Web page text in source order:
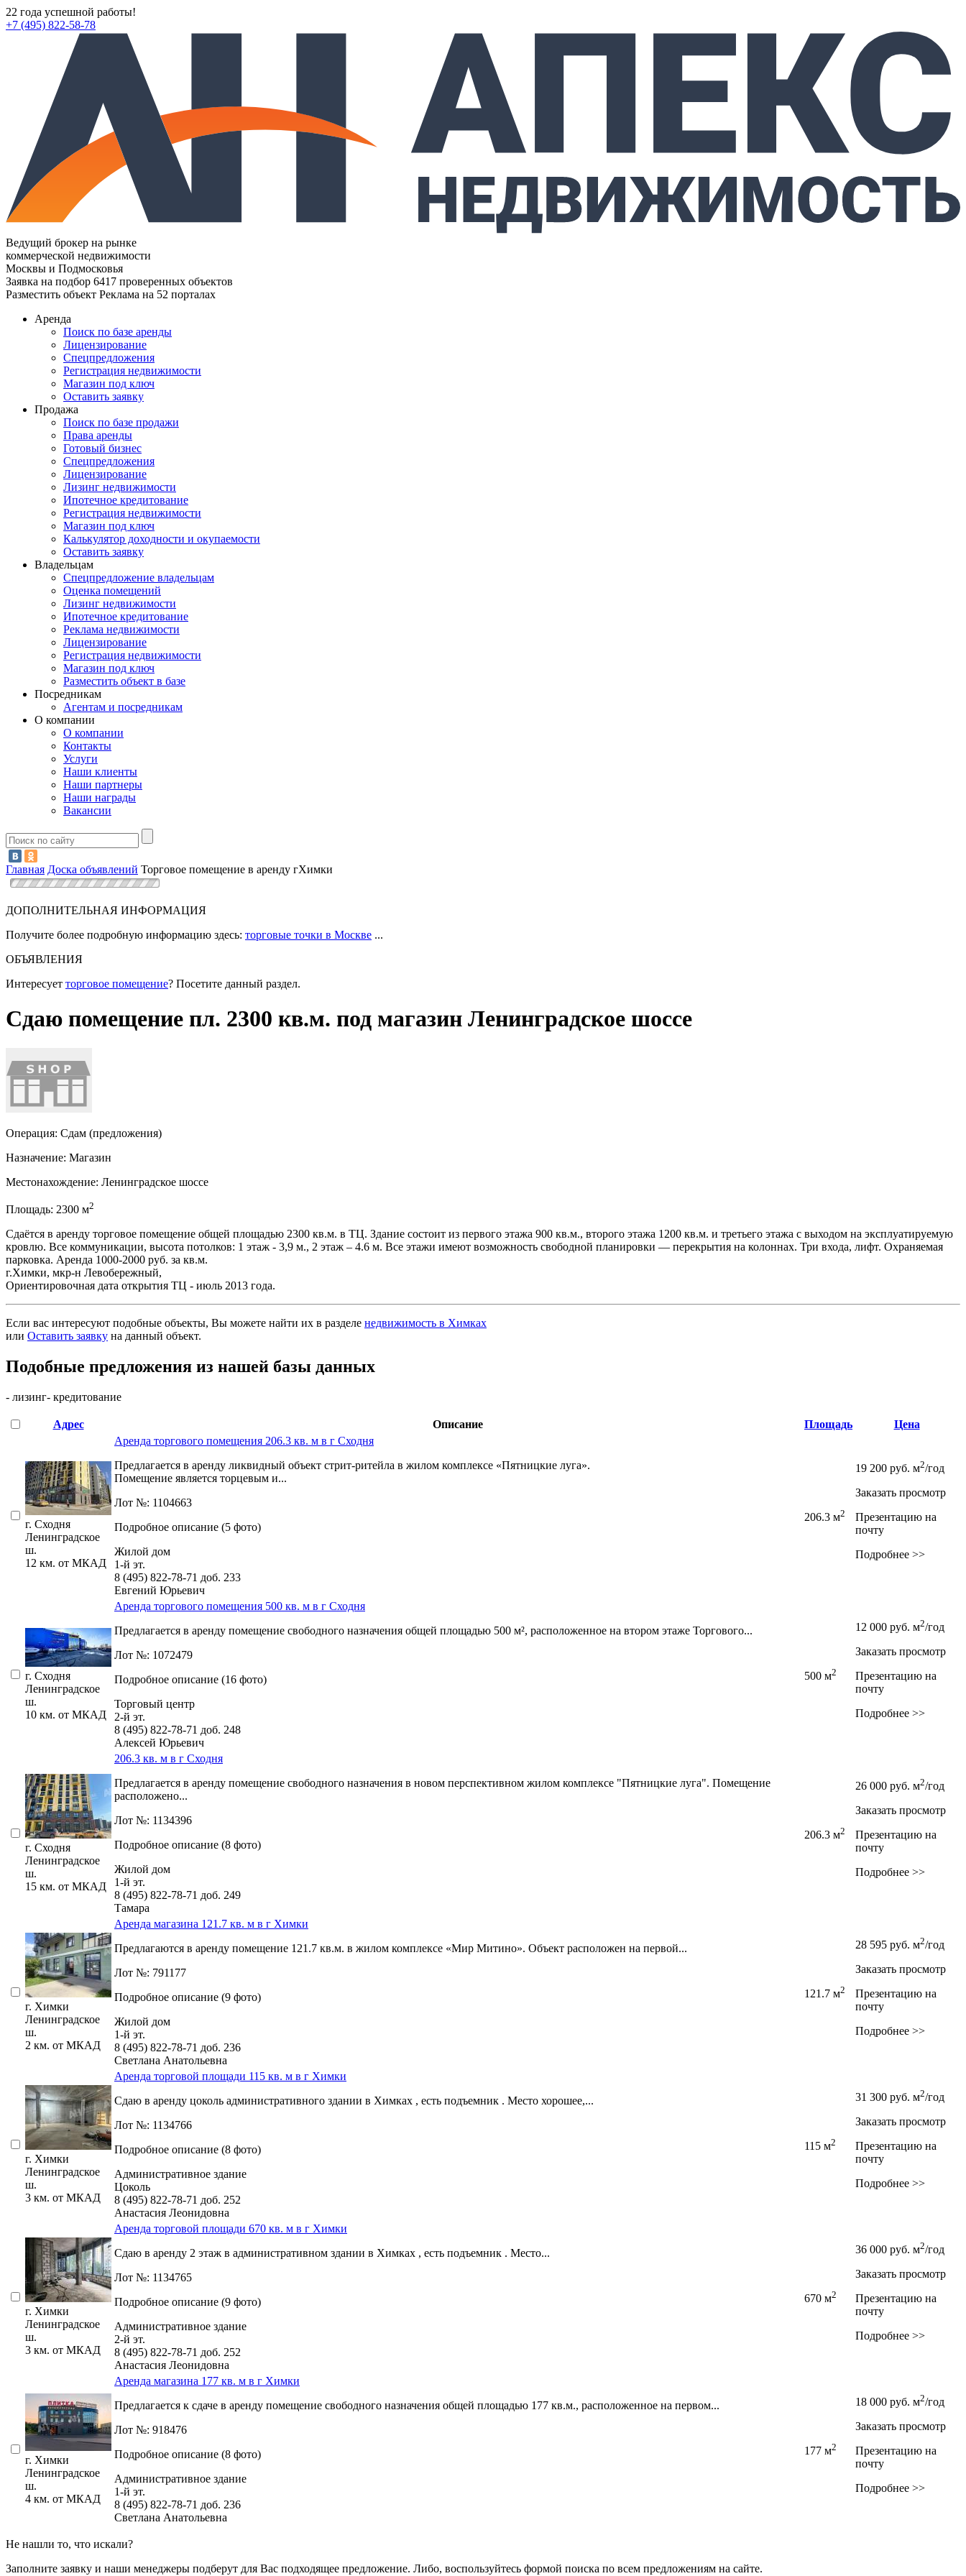
22 года успешной работы!
+7 (495) 822-58-78
Ведущий брокер на рынке
коммерческой недвижимости
Москвы и Подмосковья
Заявка на подбор 6417 проверенных объектов
Разместить объект Реклама на 52 порталах
Аренда
Поиск по базе аренды
Лицензирование
Спецпредложения
Регистрация недвижимости
Магазин под ключ
Оставить заявку
Продажа
Поиск по базе продажи
Права аренды
Готовый бизнес
Спецпредложения
Лицензирование
Лизинг недвижимости
Ипотечное кредитование
Регистрация недвижимости
Магазин под ключ
Калькулятор доходности и окупаемости
Оставить заявку
Владельцам
Спецпредложение владельцам
Оценка помещений
Лизинг недвижимости
Ипотечное кредитование
Реклама недвижимости
Лицензирование
Регистрация недвижимости
Магазин под ключ
Разместить объект в базе
Посредникам
Агентам и посредникам
О компании
О компании
Контакты
Услуги
Наши клиенты
Наши партнеры
Наши награды
Вакансии
Главная Доска объявлений Торговое помещение в аренду гХимки
ДОПОЛНИТЕЛЬНАЯ ИНФОРМАЦИЯ
Получите более подробную информацию здесь: торговые точки в Москве ...
ОБЪЯВЛЕНИЯ
Интересует торговое помещение? Посетите данный раздел.
Сдаю помещение пл. 2300 кв.м. под магазин Ленинградское шоссе
Операция: Сдам (предложения)
Назначение: Магазин
Местонахождение: Ленинградское шоссе
Площадь: 2300 м2
Сдаётся в аренду торговое помещение общей площадью 2300 кв.м. в ТЦ. Здание состоит из первого этажа 900 кв.м., второго этажа 1200 кв.м. и третьего этажа с выходом на эксплуатируемую
кровлю. Все коммуникации, высота потолков: 1 этаж - 3,9 м., 2 этаж – 4.6 м. Все этажи имеют возможность свободной планировки — перекрытия на колоннах. Три входа, лифт. Охраняемая
парковка. Аренда 1000-2000 руб. за кв.м.
г.Химки, мкр-н Левобережный,
Ориентировочная дата открытия ТЦ - июль 2013 года.
Если вас интересуют подобные объекты, Вы можете найти их в разделе недвижимость в Химках
или Оставить заявку на данный объект.
Подобные предложения из нашей базы данных
- лизинг- кредитование
Адрес Описание Площадь Цена
г. Сходня
Ленинградское
ш.
12 км. от МКАД
Аренда торгового помещения 206.3 кв. м в г Сходня
Предлагается в аренду ликвидный объект стрит-ритейла в жилом комплексе «Пятницкие луга».
Помещение является торцевым и...
Лот №: 1104663
Подробное описание (5 фото)
Жилой дом
1-й эт.
8 (495) 822-78-71 доб. 233
Евгений Юрьевич
206.3 м2
19 200 руб. м2/год
Заказать просмотр
Презентацию на
почту
Подробнее >>
г. Сходня
Ленинградское
ш.
10 км. от МКАД
Аренда торгового помещения 500 кв. м в г Сходня
Предлагается в аренду помещение свободного назначения общей площадью 500 м²,­ расположенное на втором этаже Торгового...
Лот №: 1072479
Подробное описание (16 фото)
Торговый центр
2-й эт.
8 (495) 822-78-71 доб. 248
Алексей Юрьевич
500 м2
12 000 руб. м2/год
Заказать просмотр
Презентацию на
почту
Подробнее >>
г. Сходня
Ленинградское
ш.
15 км. от МКАД
206.3 кв. м в г Сходня
Предлагается в аренду помещение свободного назначения в новом перспективном жилом комплексе "Пятницкие луга". Помещение
расположено...
Лот №: 1134396
Подробное описание (8 фото)
Жилой дом
1-й эт.
8 (495) 822-78-71 доб. 249
Тамара
206.3 м2
26 000 руб. м2/год
Заказать просмотр
Презентацию на
почту
Подробнее >>
г. Химки
Ленинградское
ш.
2 км. от МКАД
Аренда магазина 121.7 кв. м в г Химки
Предлагаются в аренду помещение 121.7 кв.м. в жилом комплексе «Мир Митино». Объект расположен на первой...
Лот №: 791177
Подробное описание (9 фото)
Жилой дом
1-й эт.
8 (495) 822-78-71 доб. 236
Светлана Анатольевна
121.7 м2
28 595 руб. м2/год
Заказать просмотр
Презентацию на
почту
Подробнее >>
г. Химки
Ленинградское
ш.
3 км. от МКАД
Аренда торговой площади 115 кв. м в г Химки
Сдаю в аренду цоколь административного здании в Химках ,­ есть подъемник . Место хорошее,­...
Лот №: 1134766
Подробное описание (8 фото)
Административное здание
Цоколь
8 (495) 822-78-71 доб. 252
Анастасия Леонидовна
115 м2
31 300 руб. м2/год
Заказать просмотр
Презентацию на
почту
Подробнее >>
г. Химки
Ленинградское
ш.
3 км. от МКАД
Аренда торговой площади 670 кв. м в г Химки
Сдаю в аренду 2 этаж в административном здании в Химках ,­ есть подъемник . Место...
Лот №: 1134765
Подробное описание (9 фото)
Административное здание
2-й эт.
8 (495) 822-78-71 доб. 252
Анастасия Леонидовна
670 м2
36 000 руб. м2/год
Заказать просмотр
Презентацию на
почту
Подробнее >>
г. Химки
Ленинградское
ш.
4 км. от МКАД
Аренда магазина 177 кв. м в г Химки
Предлагается к сдаче в аренду помещение свободного назначения общей площадью 177 кв.м.,­ расположенное на первом...
Лот №: 918476
Подробное описание (8 фото)
Административное здание
1-й эт.
8 (495) 822-78-71 доб. 236
Светлана Анатольевна
177 м2
18 000 руб. м2/год
Заказать просмотр
Презентацию на
почту
Подробнее >>
Не нашли то, что искали?
Заполните заявку и наши менеджеры подберут для Вас подходящее предложение. Либо, воспользуйтесь формой поиска по всем предложениям на сайте.